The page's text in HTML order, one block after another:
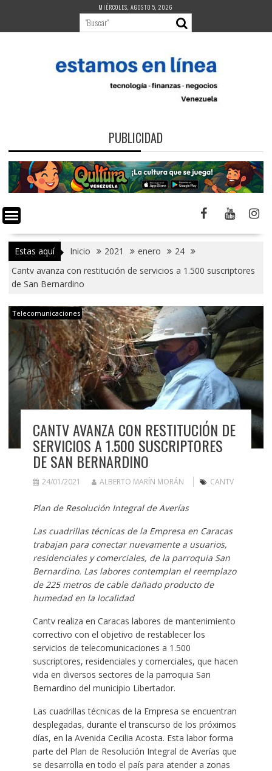
contenido
MIÉRCOLES, AGOSTO 5, 2026
PUBLICIDAD
Estas aquí Inicio 2021 enero
24
Cantv avanza con restitución de servicios a 1.500 suscriptores
de San Bernardino
Telecomunicaciones
CANTV AVANZA CON RESTITUCIÓN DE
SERVICIOS A 1.500 SUSCRIPTORES
DE SAN BERNARDINO
24/01/2021 ALBERTO MARÍN MORÁN CANTV
Plan de Resolución Integral de Averías
Las cuadrillas técnicas de la Empresa en Caracas
trabajan para conectar nuevamente a usuarios,
residenciales y comerciales, de la parroquia San
Bernardino. Las labores contemplan el reemplazo
de 225 metros de cable dañado producto de
humedad en la localidad
Cantv realiza en Caracas labores de mantenimiento
correctivo con el objetivo de restablecer los
servicios de telecomunicaciones a 1.500
suscriptores, residenciales y comerciales, que hacen
vida en diversos sectores de la parroquia San
Bernardino del municipio Libertador.
Las cuadrillas técnicas de la Empresa se encuentran
desplegadas, durante el transcurso de los próximos
días, en la Avenida Cecilia Acosta. Esta labor forma
parte del Plan de Resolución Integral de Averías que
se desarrolla en todo el país para atender a zonas